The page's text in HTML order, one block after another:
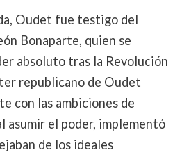
Oudet fue testigo del
Bonaparte, quien se
absoluto tras la Revolución
republicano de Oudet
con las ambiciones de
asumir el poder, implementó
de los ideales